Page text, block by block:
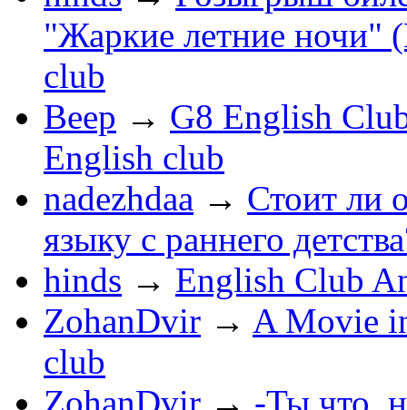
"Жаркие летние ночи"
club
Beep → G8 English
English club
nadezhdaa → Стоит ли
языку с раннего
hinds → English Club
ZohanDvir → A Movie
club
ZohanDvir → -Ты что,